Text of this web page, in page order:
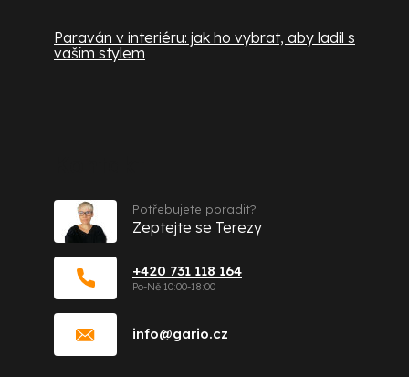
Paraván v interiéru: jak ho vybrat, aby ladil s
vaším stylem
info@gario.cz
+420 731 118 164
Potřebujete poradit?
Zeptejte se Terezy